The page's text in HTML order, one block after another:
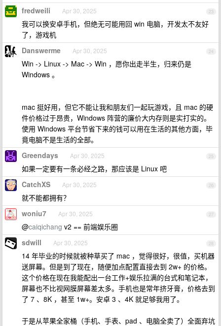
23
fredweili Apr 30, 2025
我可以换安卓手机，但绝无可能用回 win 电脑，开发太不友好
了，游戏机
24
Danswerme Apr 30, 2025
Win -> Linux -> Mac -> Win ，愿你出走半生，归来仍是
Windows 。
mac 挺好用，但它不能让我和朋友们一起玩游戏，且 mac 的硬
件价格过于昂贵，Windows 阵营的廉价大内存则是实打实的。
使用 Windows 平台节省下来的钱可以用在生活的其他方面，毕
竟电脑不是生活的全部。
25
Greendays Apr 30, 2025
如果一定要有一条必经之路，那应该是 Linux 吧
26
CatchXS Apr 30, 2025
就不能都拥有？
27
woniu7 Apr 30, 2025
@caiqichang v2 == 前端娱乐圈
28
sdwill Apr 30, 2025
14 年毕业的时候就被种草买了 mac ，觉得很好，很值，买机器
送屏幕。但是到了现在，随便加点配置直接去到 2w+ 的价格。
这个价格在现在我能配出一台工作+娱乐拉满的台式和笔记本，
屏幕也不比视网膜屏幕差太多。手机也是常年挤牙膏，价格去到
了 7 、8K ，甚至 1w+。安卓 3 、4K 就足够我用了。
于是从苹果全家桶（手机、手表、pad 、电脑全卖了）全面弃坑